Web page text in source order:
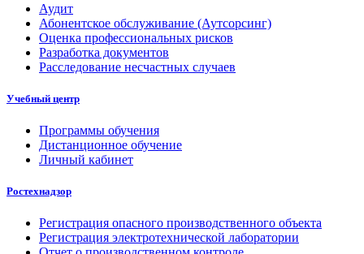
Аудит
Абонентское обслуживание (Аутсорсинг)
Оценка профессиональных рисков
Разработка документов
Расследование несчастных случаев
Учебный центр
Программы обучения
Дистанционное обучение
Личный кабинет
Ростехнадзор
Регистрация опасного производственного объекта
Регистрация электротехнической лаборатории